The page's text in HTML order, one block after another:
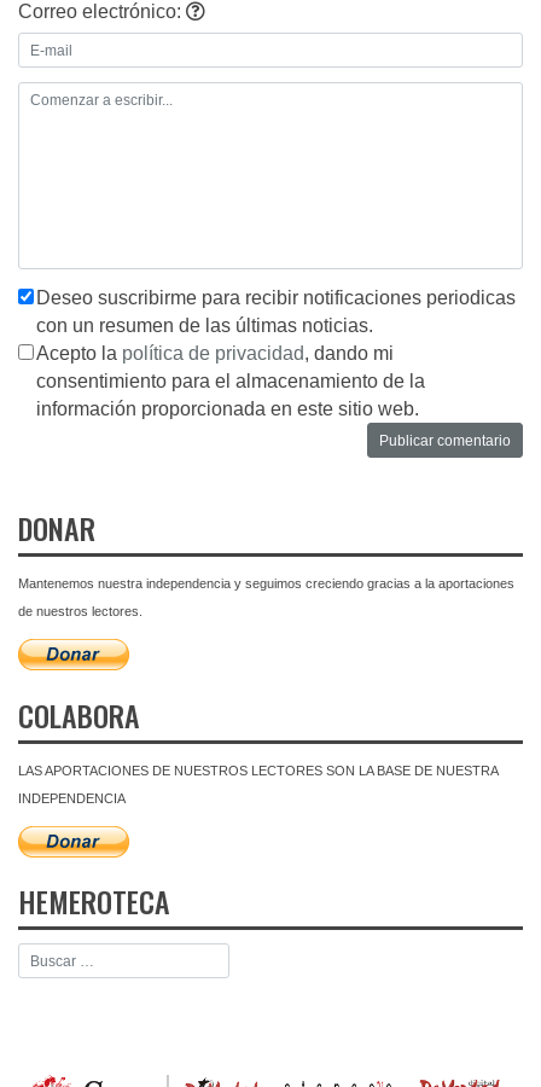
Correo electrónico:
Deseo suscribirme para recibir notificaciones periodicas
con un resumen de las últimas noticias.
Acepto la política de privacidad, dando mi
consentimiento para el almacenamiento de la
información proporcionada en este sitio web.
DONAR
Mantenemos nuestra independencia y seguimos creciendo gracias a la aportaciones
de nuestros lectores.
COLABORA
LAS APORTACIONES DE NUESTROS LECTORES SON LA BASE DE NUESTRA
INDEPENDENCIA
HEMEROTECA